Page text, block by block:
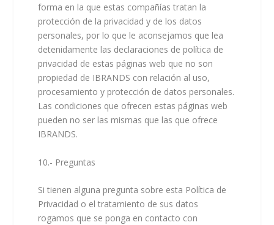
forma en la que estas compañías tratan la
protección de la privacidad y de los datos
personales, por lo que le aconsejamos que lea
detenidamente las declaraciones de política de
privacidad de estas páginas web que no son
propiedad de IBRANDS con relación al uso,
procesamiento y protección de datos personales.
Las condiciones que ofrecen estas páginas web
pueden no ser las mismas que las que ofrece
IBRANDS.
10.- Preguntas
Si tienen alguna pregunta sobre esta Política de
Privacidad o el tratamiento de sus datos
rogamos que se ponga en contacto con